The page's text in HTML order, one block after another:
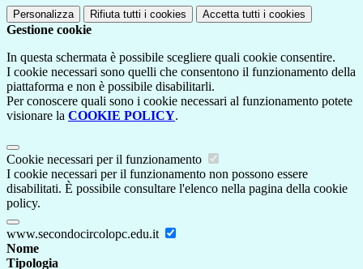
Personalizza Rifiuta tutti i cookies Accetta tutti i cookies
Gestione cookie
In questa schermata è possibile scegliere quali cookie consentire.
I cookie necessari sono quelli che consentono il funzionamento della
piattaforma e non è possibile disabilitarli.
Per conoscere quali sono i cookie necessari al funzionamento potete
visionare la COOKIE POLICY.
Cookie necessari per il funzionamento
I cookie necessari per il funzionamento non possono essere
disabilitati. È possibile consultare l'elenco nella pagina della cookie
policy.
www.secondocircolopc.edu.it
Nome
Tipologia